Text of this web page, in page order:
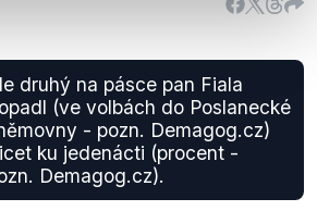
druhý na pásce pan Fiala
(ve volbách do Poslanecké
- pozn. Demagog.cz)
ku jedenácti (procent -
Demagog.cz).